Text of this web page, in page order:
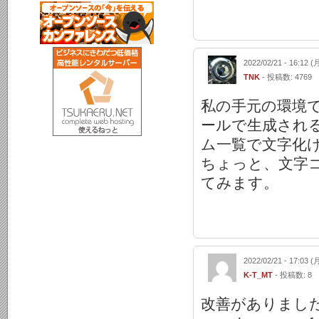
2022/02/21 - 16:12 (
TNK - 投稿数: 4769
私の手元の環境
ールで生成され
ム一覧で文字化
ちょっと、文字
てみます。
2022/02/21 - 17:03 (
K-T_MT - 投稿数: 8
改善がありまし